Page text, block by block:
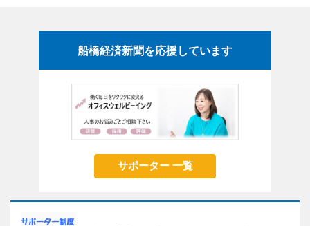
船橋経済新聞を応援しています
サポーター 一覧